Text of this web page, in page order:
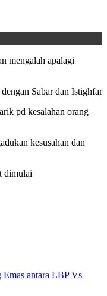
mengalah apalagi
Sabar dan Istighfar
pd kesalahan orang
kesusahan dan
dimulai